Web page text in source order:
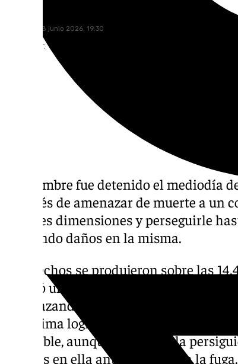
domingo, 28 junio 2026, 19:30
Compartir:
Un hombre fue detenido el mediodía
después de amenazar de muerte a un
grandes dimensiones y perseguirle
causando daños en la misma.
Los hechos se produjeron sobre las
recibió un aviso de que un individuo
amenazando a otra persona en la
la víctima logró refugiarse en su
inmueble, aunque el agresor la
visibles en ella antes de darse a la fuga.